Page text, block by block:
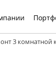
3 комнатной